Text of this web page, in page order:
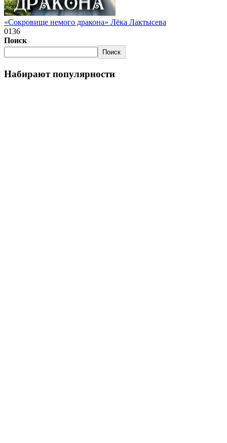
«Сокровище немого дракона» Лёка Лактысева
0136
Поиск
Поиск
Набирают популярности